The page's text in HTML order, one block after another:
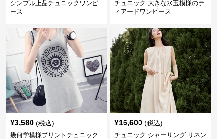
シンプル上品チュニックワンピ
ース
チュニック 大きな水玉模様のテ
ィアードワンピース
¥3,580 (税込)
幾何学模様プリントチュニック
¥16,600 (税込)
チュニック シャーリング リネン